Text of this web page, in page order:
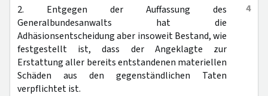
4
2. Entgegen der Auffassung des
Generalbundesanwalts hat die
Adhäsionsentscheidung aber insoweit Bestand, wie
festgestellt ist, dass der Angeklagte zur
Erstattung aller bereits entstandenen materiellen
Schäden aus den gegenständlichen Taten
verpflichtet ist.